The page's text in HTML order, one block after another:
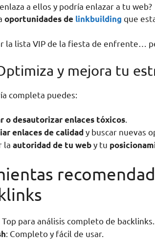
a ellos y podría enlazar a tu web?
oportunidades de linkbuilding que
la lista VIP de la fiesta de enfrente…
y mejora tu
completa puedes:
o desautorizar enlaces tóxicos
enlaces de calidad y buscar nuevas
la autoridad de tu weby tu
Top para análisis completo de backlinks.
: Completo y fácil de usar.